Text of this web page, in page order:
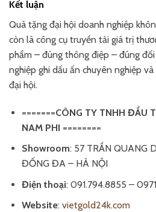
Kết luận
Quà tặng đại hội doanh nghiệp
còn là công cụ truyền tải giá trị
phẩm – đúng thông điệp – đúng
nghiệp ghi dấu ấn chuyên nghiệp
đại hội.
=======CÔNG TY TNHH ĐẦU
NAM PHI ========
Showroom: 57 TRẦN QUANG
ĐỐNG ĐA – HÀ NỘI
Điện thoại: 091.794.8855 –
Website: vietgold24k.com